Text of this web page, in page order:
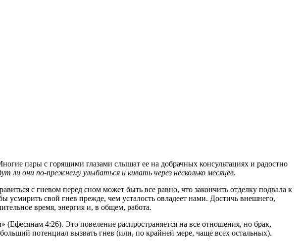
пары с горящими глазами слышат ее на добрачных консультациях и радостно
ли они по-прежнему улыбаться и кивать через несколько месяцев.
с гневом перед сном может быть все равно, что закончить отделку подвала к
свой гнев прежде, чем усталость овладеет нами. Достичь внешнего,
время, энергия и, в общем, работа.
4:26). Это повеление распространяется на все отношения, но брак,
потенциал вызвать гнев (или, по крайней мере, чаще всех остальных).